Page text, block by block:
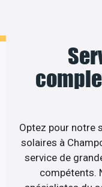
Optez pour notre
solaires à
service de
compétents.